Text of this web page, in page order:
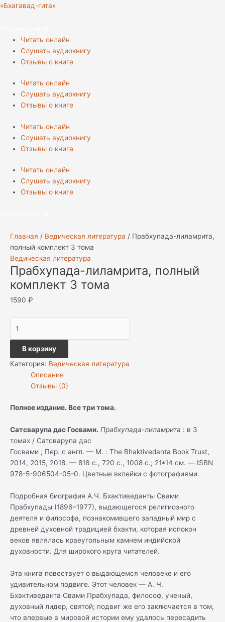
Перейти
«Бхагавад-гита»
Читать онлайн
Слушать аудиокнигу
Отзывы о книге
Читать онлайн
Слушать аудиокнигу
Отзывы о книге
Читать онлайн
Слушать аудиокнигу
Отзывы о книге
Читать онлайн
Слушать аудиокнигу
Отзывы о книге
Главная / Ведическая литература / Прабхупада-лиламрита,
полный комплект 3 тома
Ведическая литература
Прабхупада-лиламрита, полный
комплект 3 тома
1590 ₽
Количество
лиламрита,
полный
комплект
тома
В корзину
Категория: Ведическая литература
Описание
Отзывы (0)
Полное издание. Все три тома.
Сатсварупа дас Госвами. Прабхупада-лиламрита : в 3
томах / Сатсварупа дас
Госвами ; Пер. с англ. — М. : The Bhaktivedanta Book Trust,
2014, 2015, 2018. — 816 с., 720 с., 1008 с.; 21*14 см. — ISBN
978-5-906504-05-0. Цветные вклейки с фотографиями.
Подробная биография А.Ч. Бхактиведанты Свами
Прабхупады (1896–1977), выдающегося религиозного
деятеля и философа, познакомившего западный мир с
древней духовной традицией бхакти, которая испокон
веков являлась краеугольным камнем индийской
духовности. Для широкого круга читателей.
Эта книга повествует о выдающемся человеке и его
удивительном подвиге. Этот человек — А. Ч.
Бхактиведанта Свами Прабхупада, философ, ученый,
духовный лидер, святой; подвиг же его заключается в том,
что впервые в мировой истории ему удалось пересадить